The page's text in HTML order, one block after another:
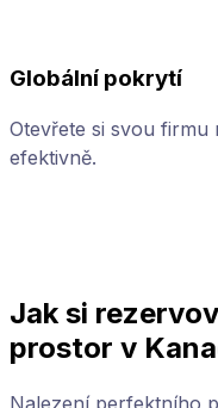
Globální pokrytí
Otevřete si svou firmu
efektivně.
Jak si
prostor v
Nalezení perfektního